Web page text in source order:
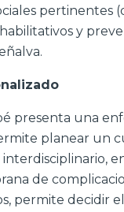
pertinentes
y
presenta una
planear un
de
permite decidir